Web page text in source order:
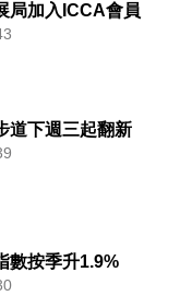
局加入ICCA會員
道下週三起翻新
數按季升1.9%